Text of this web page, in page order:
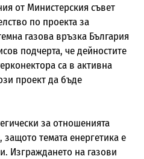
от Министерския съвет
по проекта за
газова връзка България
подчерта, че дейностите
са в активна
проект да бъде
за отношенията
темата енергетика е
Изграждането на газови